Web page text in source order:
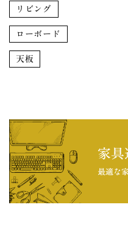
リビング
ローボード
天板